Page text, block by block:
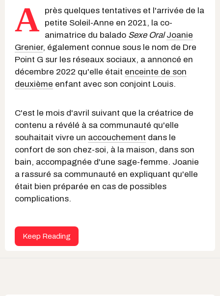
A
près quelques tentatives et l'arrivée de la
petite Soleil-Anne en 2021, la co-
animatrice du balado Sexe Oral Joanie
Grenier, également connue sous le nom de Dre
Point G sur les réseaux sociaux, a annoncé en
décembre 2022 qu'elle était enceinte de son
deuxième enfant avec son conjoint Louis.
C'est le mois d'avril suivant que la créatrice de
contenu a révélé à sa communauté qu'elle
souhaitait vivre un accouchement dans le
confort de son chez-soi, à la maison, dans son
bain, accompagnée d'une sage-femme. Joanie
a rassuré sa communauté en expliquant qu'elle
était bien préparée en cas de possibles
complications.
Keep Reading